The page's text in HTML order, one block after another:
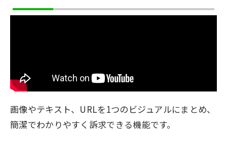
画像やテキスト、URLを1つのビジュアルにまとめ、
簡潔でわかりやすく訴求できる機能です。